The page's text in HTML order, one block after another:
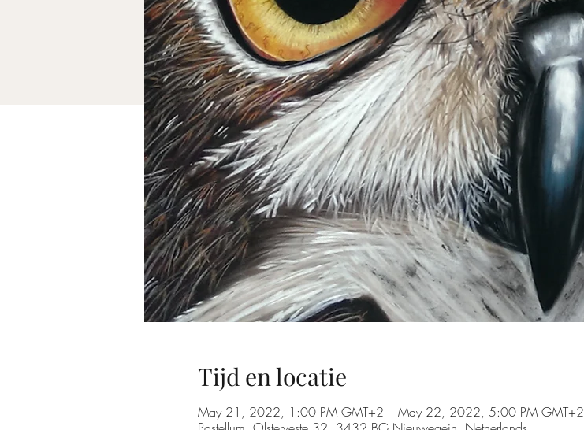
Tijd en locatie
May 21, 2022, 1:00 PM GMT+2 – May 22, 2022, 5:00 PM GMT+2